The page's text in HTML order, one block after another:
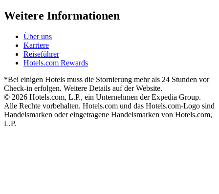
Weitere Informationen
Über uns
Karriere
Reiseführer
Hotels.com Rewards
*Bei einigen Hotels muss die Stornierung mehr als 24 Stunden vor
Check-in erfolgen. Weitere Details auf der Website.
© 2026 Hotels.com, L.P., ein Unternehmen der Expedia Group.
Alle Rechte vorbehalten. Hotels.com und das Hotels.com-Logo sind
Handelsmarken oder eingetragene Handelsmarken von Hotels.com,
L.P.